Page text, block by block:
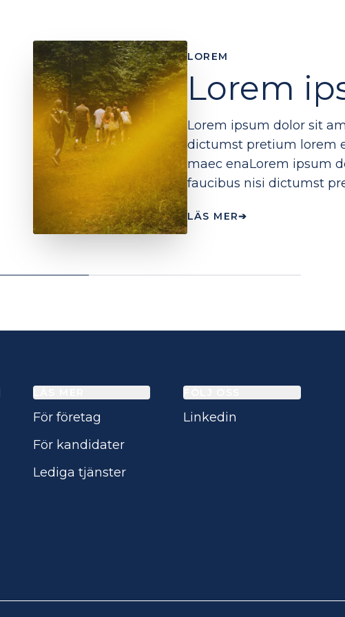
LOREM
Lorem
Lorem ipsum dolor sit
dictumst pretium lorem
maec enaLorem ipsum
faucibus nisi dictumst
LÄS MER
För företag
För kandidater
Lediga tjänster
Linkedin